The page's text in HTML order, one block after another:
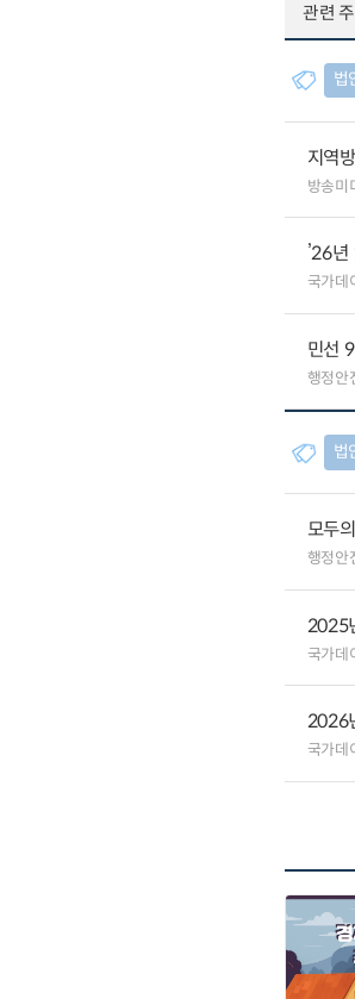
관련
법
지역
방송미
’26년
국가데
민선
행정안
법
모두
행정안
2025
국가데
2026
국가데